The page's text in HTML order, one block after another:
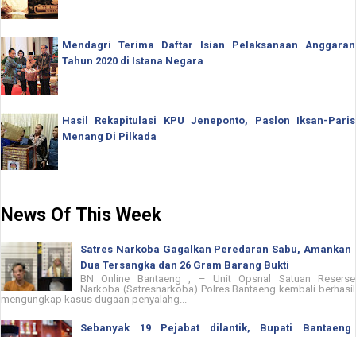
Mendagri Terima Daftar Isian Pelaksanaan Anggaran
Tahun 2020 di Istana Negara
Hasil Rekapitulasi KPU Jeneponto, Paslon Iksan-Paris
Menang Di Pilkada
News Of This Week
Satres Narkoba Gagalkan Peredaran Sabu, Amankan
Dua Tersangka dan 26 Gram Barang Bukti
BN Online Bantaeng , – Unit Opsnal Satuan Reserse
Narkoba (Satresnarkoba) Polres Bantaeng kembali berhasil
mengungkap kasus dugaan penyalahg...
Sebanyak 19 Pejabat dilantik, Bupati Bantaeng